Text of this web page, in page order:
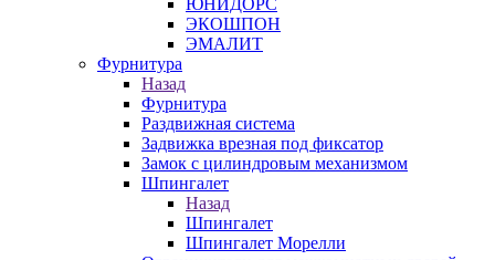
ЮНИДОРС
ЭКОШПОН
ЭМАЛИТ
Фурнитура
Назад
Фурнитура
Раздвижная система
Задвижка врезная под фиксатор
Замок с цилиндровым механизмом
Шпингалет
Назад
Шпингалет
Шпингалет Морелли